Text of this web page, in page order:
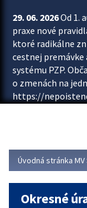
29. 06. 2026Od 1.
praxe nové
ktoré radikálne
cestnej premávke
systému PZP.
o zmenách na
https://
asociácie
Viac
Úvodná stránka MV
Okresné